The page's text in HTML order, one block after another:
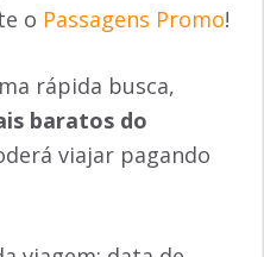
o Passagens Promo!
rápida busca,
baratos do
viajar pagando